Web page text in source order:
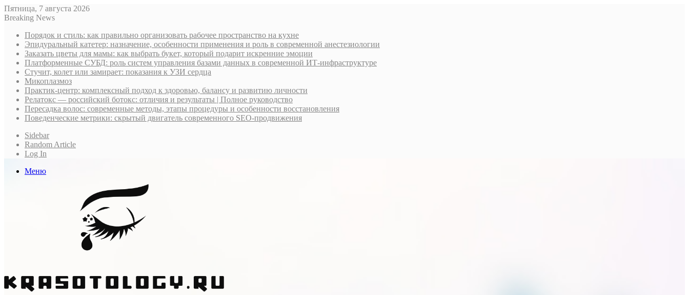
Пятница, 7 августа 2026
Breaking News
Порядок и стиль: как правильно организовать рабочее пространство на кухне
Эпидуральный катетер: назначение, особенности применения и роль в современной анестезиологии
Заказать цветы для мамы: как выбрать букет, который подарит искренние эмоции
Платформенные СУБД: роль систем управления базами данных в современной ИТ-инфраструктуре
Стучит, колет или замирает: показания к УЗИ сердца
Микоплазмоз
Практик-центр: комплексный подход к здоровью, балансу и развитию личности
Релатокс — российский ботокс: отличия и результаты | Полное руководство
Пересадка волос: современные методы, этапы процедуры и особенности восстановления
Поведенческие метрики: скрытый двигатель современного SEO-продвижения
Sidebar
Random Article
Log In
Меню